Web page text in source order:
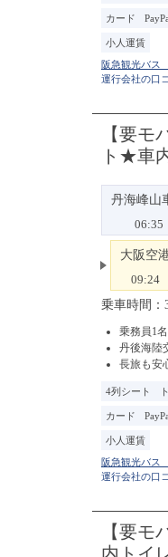
運行会社の口
カード
小人運賃
【要
ト★車
運行会社の口
丹海峰山
06:35
大阪空
09:24
乗車時間：
4列シート
乗務員1
丹後海陸
長旅も安
カード
小人運賃
【要